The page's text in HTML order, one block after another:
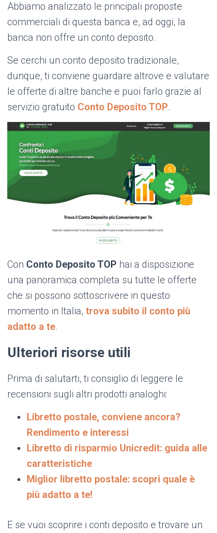
Abbiamo analizzato le principali proposte
commerciali di questa banca e, ad oggi, la
banca non offre un conto deposito.
Se cerchi un conto deposito tradizionale,
dunque, ti conviene guardare altrove e valutare
le offerte di altre banche e puoi farlo grazie al
servizio gratuito Conto Deposito TOP.
Con Conto Deposito TOP hai a disposizione
una panoramica completa su tutte le offerte
che si possono sottoscrivere in questo
momento in Italia, trova subito il conto più
adatto a te.
Ulteriori risorse utili
Prima di salutarti, ti consiglio di leggere le
recensioni sugli altri prodotti analoghi:
Libretto postale, conviene ancora?
Rendimento e interessi
Libretto di risparmio Unicredit: guida alle
caratteristiche
Miglior libretto postale: scopri quale è
più adatto a te!
E se vuoi scoprire i conti deposito e trovare un